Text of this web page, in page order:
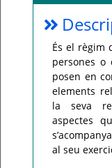
qualsevol
incidència,
És el règim
persones o
posen en
elements
la seva
aspectes
al seu